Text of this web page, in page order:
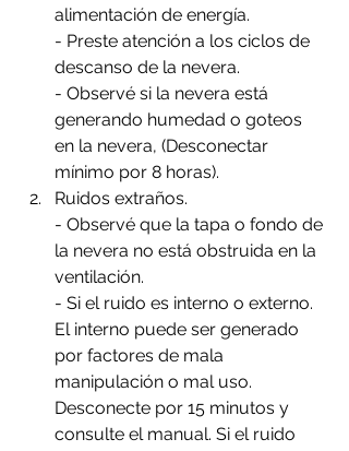
alimentación de energía.
- Preste atención a los ciclos de
descanso de la nevera.
- Observé si la nevera está
generando humedad o goteos
en la nevera, (Desconectar
mínimo por 8 horas).
Ruidos extraños.
- Observé que la tapa o fondo de
la nevera no está obstruida en la
ventilación.
- Si el ruido es interno o externo.
El interno puede ser generado
por factores de mala
manipulación o mal uso.
Desconecte por 15 minutos y
consulte el manual. Si el ruido